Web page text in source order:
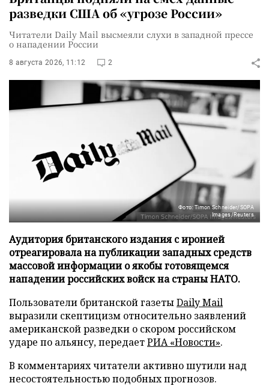
разведки США об «угрозе России»
Читатели Daily Mail высмеяли слухи в западной прессе
о нападении России
8 августа 2026, 11:12 2
Фото: Timon Schneider/SOPA
Images/Reuters
Аудитория британского издания с иронией
отреагировала на публикации западных средств
массовой информации о якобы готовящемся
нападении российских войск на страны НАТО.
Пользователи британской газетыDaily Mail
выразили скептицизм относительно заявлений
американской разведки о скором российском
ударе по альянсу, передаетРИА «Новости».
В комментариях читатели активно шутили над
несостоятельностью подобных прогнозов.